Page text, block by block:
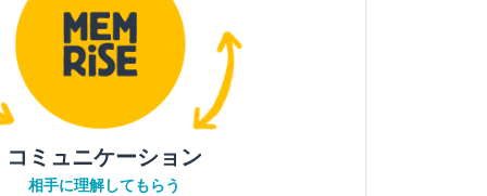
コミュニケーション
相手に理解してもらう